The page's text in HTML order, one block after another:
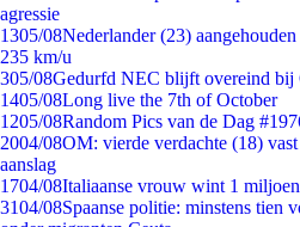
agressie
1305/08Nederlander (23)
235 km/u
305/08Gedurfd NEC blijft overeind bij
1405/08Long live the 7th of October
1205/08Random Pics van de Dag
2004/08OM: vierde verdachte (18)
aanslag
1704/08Italiaanse vrouw wint 1
3104/08Spaanse politie: minstens tien